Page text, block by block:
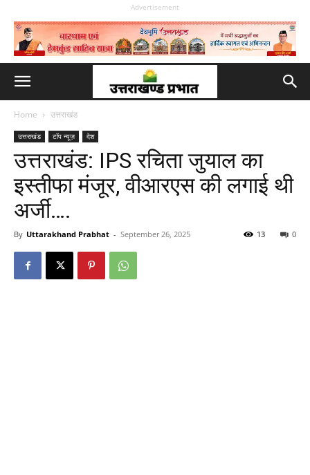
Advertisement
Home उत्तराखंड
उत्तराखंड टॉप न्यूज़ देश
उत्तराखंड: IPS रचिता जुयाल का
इस्तीफा मंजूर, वीआरएस की लगाई थी
अर्जी….
By Uttarakhand Prabhat - September 26, 2025 0
13